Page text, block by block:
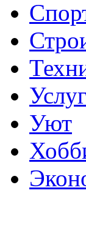
Уют